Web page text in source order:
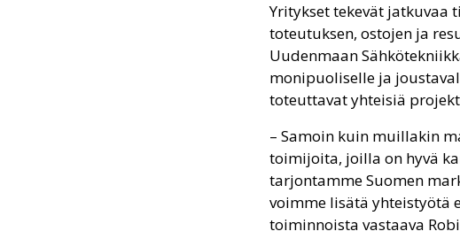
Yritykset tekevät jatkuvaa
toteutuksen, ostojen ja
Uudenmaan
monipuoliselle ja
toteuttavat yhteisiä
– Samoin kuin muillakin
toimijoita, joilla on hyvä
tarjontamme Suomen
voimme lisätä yhteistyötä
toiminnoista vastaava